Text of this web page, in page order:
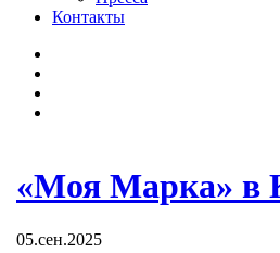
Контакты
«Моя Марка» в
05.сен.2025